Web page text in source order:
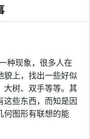
种现象，很多人在
貌上，找出一些好似
大树、双手等等。其
这些东西，而知是因
何图形有联想的能